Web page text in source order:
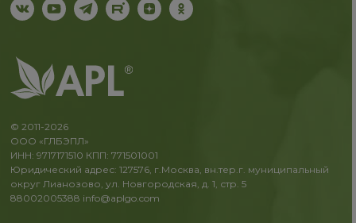
© 2011-2026
ООО «ГЛБЭПЛ»
ИНН: 9717171510 КПП: 771501001
Юридический адрес: 127576, г.Москва, вн.тер.г. муниципальный
округ Лианозово, ул. Новгородская, д. 1, стр. 5
88002005388 info@aplgo.com